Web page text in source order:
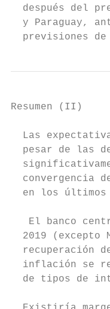
después del
y Paraguay,
previsiones
Resumen (II)
Las
pesar de las
convergencia
en los últimos
El banco
2019 (excepto
recuperación
inflación se
de tipos de